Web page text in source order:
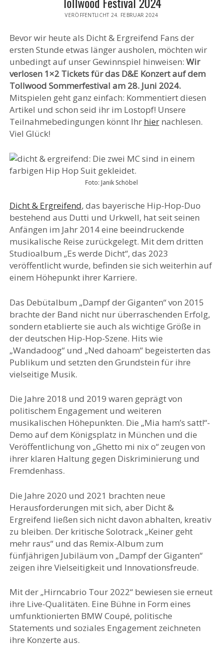
VERÖFFENTLICHT 24. FEBRUAR 2024
Bevor wir heute als Dicht & Ergreifend Fans der
ersten Stunde etwas länger ausholen, möchten wir
unbedingt auf unser Gewinnspiel hinweisen: Wir
verlosen 1×2 Tickets für das D&E Konzert auf dem
Tollwood Sommerfestival am 28. Juni 2024.
Mitspielen geht ganz einfach: Kommentiert diesen
Artikel und schon seid ihr im Lostopf! Unsere
Teilnahmebedingungen könnt Ihr hiernachlesen.
Viel Glück!
Foto: Janik Schöbel
Dicht & Ergreifend, das bayerische Hip-Hop-Duo
bestehend aus Dutti und Urkwell, hat seit seinen
Anfängen im Jahr 2014 eine beeindruckende
musikalische Reise zurückgelegt. Mit dem dritten
Studioalbum „Es werde Dicht“, das 2023
veröffentlicht wurde, befinden sie sich weiterhin auf
einem Höhepunkt ihrer Karriere.
Das Debütalbum „Dampf der Giganten“ von 2015
brachte der Band nicht nur überraschenden Erfolg,
sondern etablierte sie auch als wichtige Größe in
der deutschen Hip-Hop-Szene. Hits wie
„Wandadoog“ und „Ned dahoam“ begeisterten das
Publikum und setzten den Grundstein für ihre
vielseitige Musik.
Die Jahre 2018 und 2019 waren geprägt von
politischem Engagement und weiteren
musikalischen Höhepunkten. Die „Mia ham’s satt!“-
Demo auf dem Königsplatz in München und die
Veröffentlichung von „Ghetto mi nix o“ zeugen von
ihrer klaren Haltung gegen Diskriminierung und
Fremdenhass.
Die Jahre 2020 und 2021 brachten neue
Herausforderungen mit sich, aber Dicht &
Ergreifend ließen sich nicht davon abhalten, kreativ
zu bleiben. Der kritische Solotrack „Keiner geht
mehr raus“ und das Remix-Album zum
fünfjährigen Jubiläum von „Dampf der Giganten“
zeigen ihre Vielseitigkeit und Innovationsfreude.
Mit der „Hirncabrio Tour 2022“ bewiesen sie erneut
ihre Live-Qualitäten. Eine Bühne in Form eines
umfunktionierten BMW Coupé, politische
Statements und soziales Engagement zeichneten
ihre Konzerte aus.